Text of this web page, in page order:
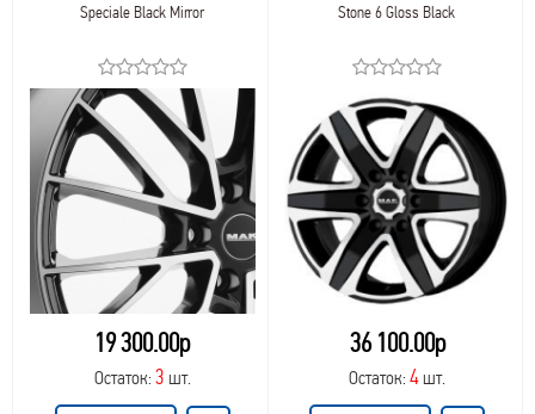
Speciale Black Mirror
19 300.00р
Остаток: 3 шт.
Stone 6 Gloss Black
36 100.00р
Остаток:4шт.